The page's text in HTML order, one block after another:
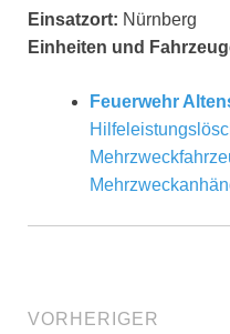
Einsatzort: Nürnberg
Einheiten und
Feuerwehr
VORHERIGER